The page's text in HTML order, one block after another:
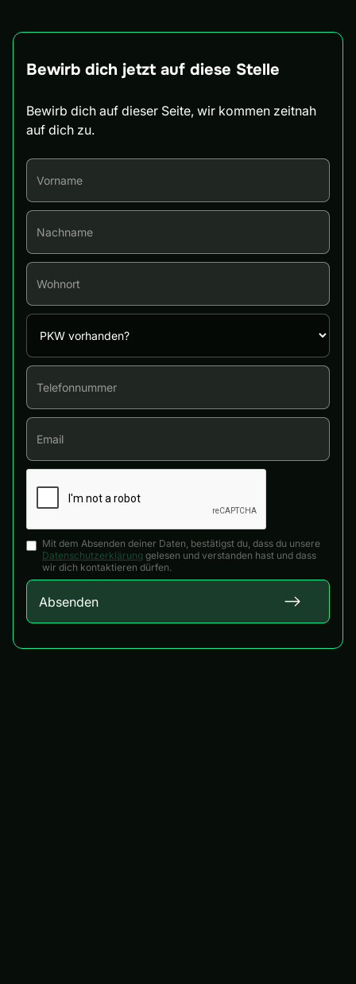
Bewirb dich jetzt auf diese Stelle
Bewirb dich auf dieser Seite, wir kommen zeitnah
auf dich zu.
Mit dem Absenden deiner Daten, bestätigst du, dass du unsere
Datenschutzerklärung gelesen und verstanden hast und dass
wir dich kontaktieren dürfen.